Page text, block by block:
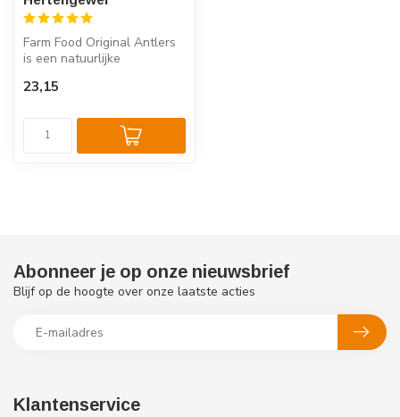
Farm Food Original Antlers
is een natuurlijke
hertengewei voo...
23,15
Klantenservice
Abonneer je op onze nieuwsbrief
Blijf op de hoogte over onze laatste acties